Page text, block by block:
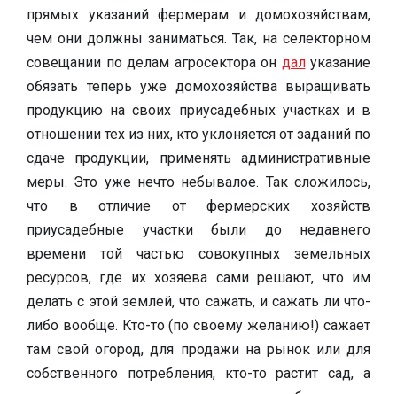
прямых указаний фермерам и домохозяйствам,
чем они должны заниматься. Так, на селекторном
совещании по делам агросектора он далуказание
обязать теперь уже домохозяйства выращивать
продукцию на своих приусадебных участках и в
отношении тех из них, кто уклоняется от заданий по
сдаче продукции, применять административные
меры. Это уже нечто небывалое. Так сложилось,
что в отличие от фермерских хозяйств
приусадебные участки были до недавнего
времени той частью совокупных земельных
ресурсов, где их хозяева сами решают, что им
делать с этой землей, что сажать, и сажать ли что-
либо вообще. Кто-то (по своему желанию!) сажает
там свой огород, для продажи на рынок или для
собственного потребления, кто-то растит сад, а